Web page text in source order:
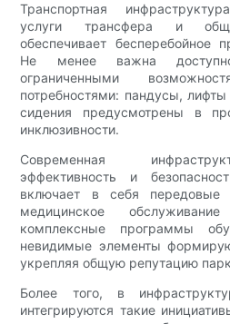
Транспортная
услуги трансфера и
обеспечивает бесперебойное
Не менее важна
ограниченными
потребностями: пандусы,
сидения предусмотрены в
инклюзивности.
Современная
эффективность и
включает в себя передовые
медицинское
комплексные программы
невидимые элементы
укрепляя общую репутацию
Более того, в
интегрируются такие